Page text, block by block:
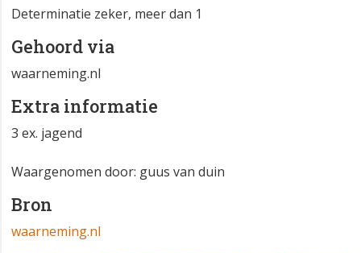
Determinatie zeker, meer dan 1
Gehoord via
waarneming.nl
Extra informatie
3 ex. jagend
Waargenomen door: guus van duin
Bron
waarneming.nl